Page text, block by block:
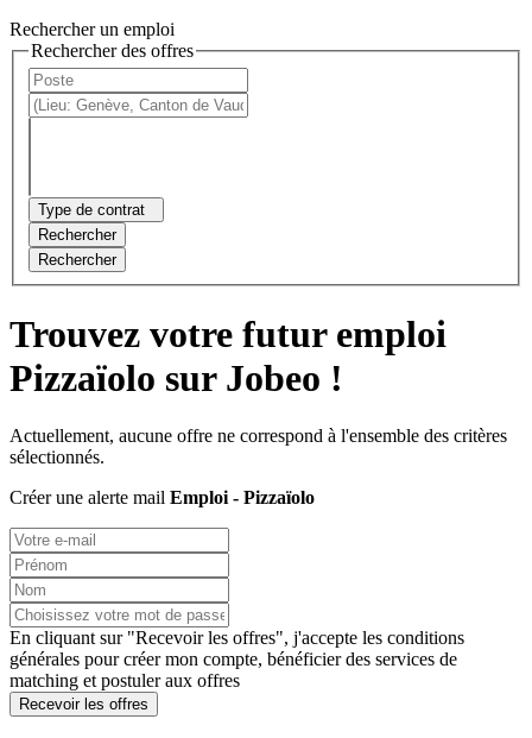
Rechercher un emploi
Rechercher des offres
Type de contrat
Rechercher
Rechercher
Trouvez votre futur emploi
Pizzaïolo sur Jobeo !
Actuellement, aucune offre ne correspond à l'ensemble des critères
sélectionnés.
Créer une alerte mail Emploi - Pizzaïolo
En cliquant sur "Recevoir les offres", j'accepte les conditions
générales pour créer mon compte, bénéficier des services de
matching et postuler aux offres
Recevoir les offres